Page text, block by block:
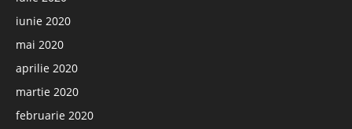
iunie 2020
mai 2020
aprilie 2020
martie 2020
februarie 2020